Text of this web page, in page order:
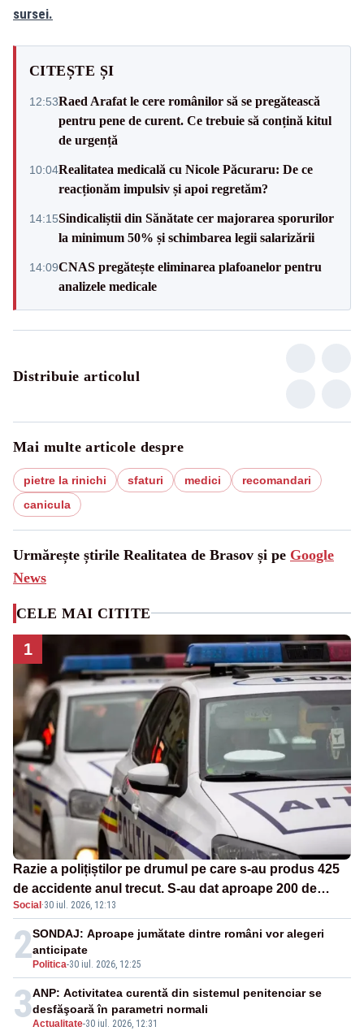
sursei.
CITEȘTE ȘI
12:53Raed Arafat le cere românilor să se pregătească
pentru pene de curent. Ce trebuie să conțină kitul
de urgență
10:04Realitatea medicală cu Nicole Păcuraru: De ce
reacționăm impulsiv și apoi regretăm?
14:15Sindicaliștii din Sănătate cer majorarea sporurilor
la minimum 50% și schimbarea legii salarizării
14:09CNAS pregătește eliminarea plafoanelor pentru
analizele medicale
Distribuie articolul
Mai multe articole despre
pietre la rinichi sfaturi medici
recomandari
canicula
Urmărește știrile Realitatea de Brasov și pe Google
News
CELE MAI CITITE
1
Razie a polițiștilor pe drumul pe care s-au produs 425
de accidente anul trecut. S-au dat aproape 200 de
amenzi
Social ·30 iul. 2026, 12:13
2 Politica-30 iul. 2026, 12:25
SONDAJ: Aproape jumătate dintre români vor alegeri
anticipate
3Actualitate-30 iul. 2026, 12:31
ANP: Activitatea curentă din sistemul penitenciar se
desfăşoară în parametri normali